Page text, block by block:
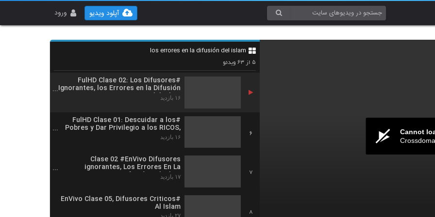
ورود آپلود ویدیو
Cannot
los errores en la difusión del islam
۵ از ۶۳ویدئو
errores en la difusion del Islam
4
#FulHD Clase 03: El ISLAMISMO, los
Errores en la Difusión del Islam
#FulHD Clase 02: Los Difusores
Ignorantes, los Errores en la Difusión
del Islam
۱۶ بازدید
6
#FulHD Clase 01: Descuidar a los
Pobres y Dar Privilegio a los RICOS,
los Errores en la Difusión
۱۶ بازدید
7
Clase 02 #EnVivo Difusores
ignorantes, Los Errores En La
Difusión Del Islam
۱۷ بازدید
8
#EnVivo Clase 05, Difusores Criticos
Al Islam
۲۷ بازدید